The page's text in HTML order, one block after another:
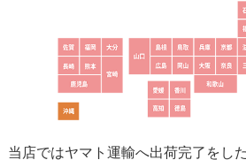
当店ではヤマト運輸へ出荷完了をし